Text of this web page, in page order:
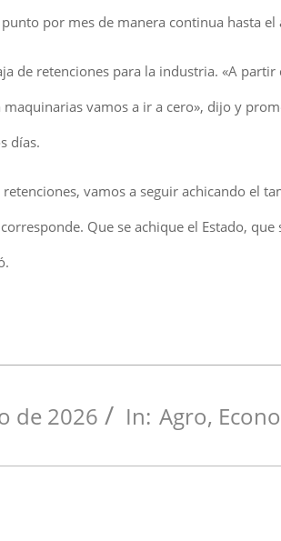
por mes de manera continua hasta
de retenciones para la industria. «A
vamos a ir a cero», dijo y
días.
retenciones, vamos a seguir achicando el
Que se achique el Estado,
de 2026 In: Agro,